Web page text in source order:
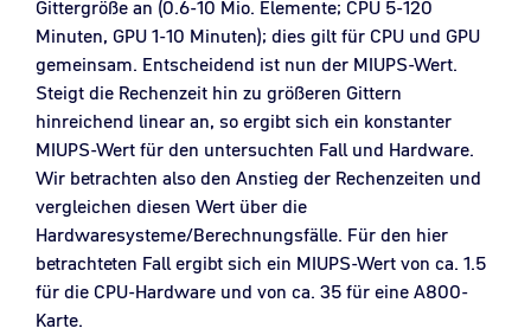
Gittergröße an (0.6-10 Mio. Elemente; CPU 5-120
Minuten, GPU 1-10 Minuten); dies gilt für CPU und GPU
gemeinsam. Entscheidend ist nun der MIUPS-Wert.
Steigt die Rechenzeit hin zu größeren Gittern
hinreichend linear an, so ergibt sich ein konstanter
MIUPS-Wert für den untersuchten Fall und Hardware.
Wir betrachten also den Anstieg der Rechenzeiten und
vergleichen diesen Wert über die
Hardwaresysteme/Berechnungsfälle. Für den hier
betrachteten Fall ergibt sich ein MIUPS-Wert von ca. 1.5
für die CPU-Hardware und von ca. 35 für eine A800-
Karte.